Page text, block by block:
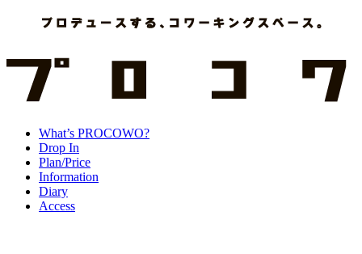
What’s PROCOWO?
Drop In
Plan/Price
Information
Diary
Access